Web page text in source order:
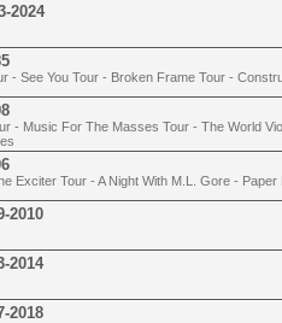
2024
- See You Tour - Broken Frame Tour -
- Music For The Masses Tour - The World
Exciter Tour - A Night With M.L. Gore -
2010
2014
2018